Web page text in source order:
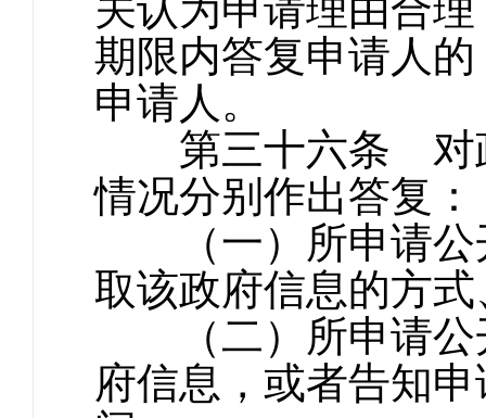
期限内答复申请人
申请人。
第三十六条 对政
情况分别作出答复：
（一）所申请公
取该政府信息的方
（二）所申请公
府信息，或者告知